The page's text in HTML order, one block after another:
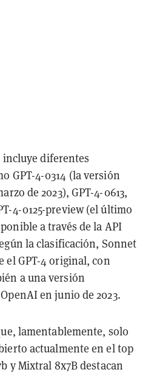
diferentes
GPT-4-0314 (la versión
de 2023), GPT-4-0613,
4-0125-preview (el último
a través de la API
la clasificación, Sonnet
el GPT-4 original, con
a una versión
en junio de 2023.
lamentablemente, solo
actualmente en el top
y Mixtral 8x7B destacan